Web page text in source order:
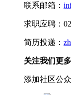
联系邮箱：
求职应聘：
简历投递：
关注我们更
添加社区公